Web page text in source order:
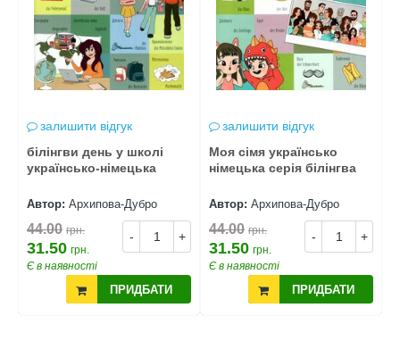
залишити відгук
білінгви день у школі
українсько-німецька
Автор: Архипова-Дубро
- +
44.00 грн.
31.50 грн.
Є в наявності
ПРИДБАТИ
залишити відгук
Моя сімя українсько
німецька серія білінгва
Автор: Архипова-Дубро
- +
44.00 грн.
31.50 грн.
Є в наявності
ПРИДБАТИ